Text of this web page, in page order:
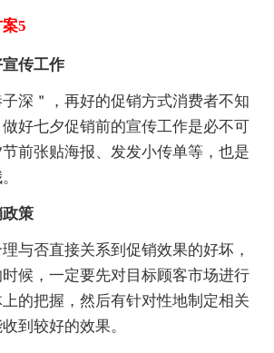
5
传工作
子深＂，再好的促销方式消费者不知
好七夕促销前的宣传工作是必不可
前张贴海报、发发小传单等，也是
策
与否直接关系到促销效果的好坏，
候，一定要先对目标顾客市场进行
的把握，然后有针对性地制定相关
到较好的效果。